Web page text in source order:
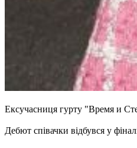
Ексучасниця гурту "Время и
Дебют співачки відбувся у